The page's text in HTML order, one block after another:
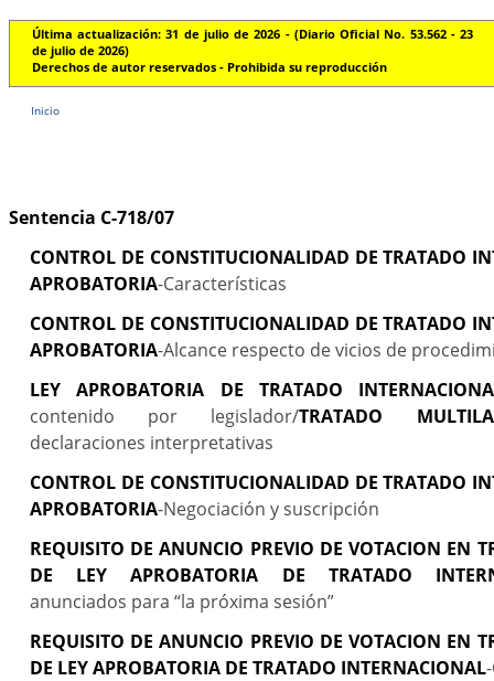
Última actualización: 31 de julio de 2026 - (Diario Oficial No. 53.562 - 23
de julio de 2026)
Derechos de autor reservados - Prohibida su reproducción
Inicio
Sentencia C-718/07
CONTROL DE CONSTITUCIONALIDAD DE TRATADO
APROBATORIA-Características
CONTROL DE CONSTITUCIONALIDAD DE TRATADO
APROBATORIA-Alcance respecto de vicios de
LEY APROBATORIA DE TRATADO
contenido por legislador/TRATADO
declaraciones interpretativas
CONTROL DE CONSTITUCIONALIDAD DE TRATADO
APROBATORIA-Negociación y suscripción
REQUISITO DE ANUNCIO PREVIO DE VOTACION EN
DE LEY APROBATORIA DE TRATADO
anunciados para “la próxima sesión”
REQUISITO DE ANUNCIO PREVIO DE VOTACION EN
DE LEY APROBATORIA DE TRATADO INTERNACIONAL